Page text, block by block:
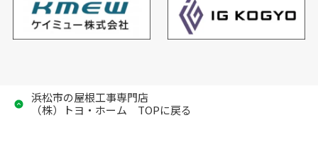
浜松市の屋根工事専門店
（株）トヨ・ホーム TOPに戻る